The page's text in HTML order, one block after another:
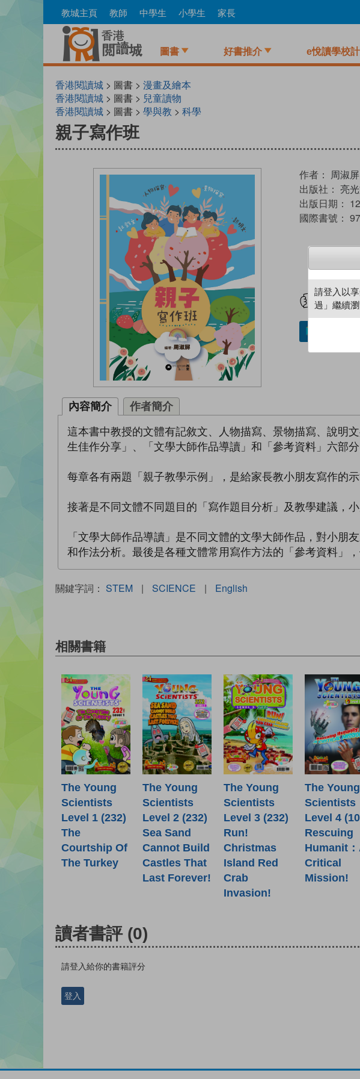
to
教城主頁 教師 中學生 小學生 家長
圖書 好書推介 e悅讀學校
香港閱讀城 > 圖書 > 漫畫及繪本
香港閱讀城 > 圖書 > 兒童讀物
香港閱讀城 > 圖書 > 學與教 > 科學
親子寫作班
作者： 周淑屏
出版社： 亮
出版日期：
國際書號：
加入／
內容簡介 作者簡介
這本書中教授的文體有記敘文、人物描寫、景物描寫、說明
生佳作分享」、「文學大師作品導讀」和「參考資料」六部分
每章各有兩題「親子教學示例」，是給家長教小朋友寫作的
接著是不同文體不同題目的「寫作題目分析」及教學建議，
「文學大師作品導讀」是不同文體的文學大師作品，對小
和作法分析。最後是各種文體常用寫作方法的「參考資料」，
關鍵字詞： STEM | SCIENCE | English
相關書籍
The Young
Scientists
Level 1 (232)
The
Courtship Of
The Turkey
The Young
Scientists
Level 2 (232)
Sea Sand
Cannot Build
Castles That
Last Forever!
The Young
Scientists
Level 3 (232)
Run!
Christmas
Island Red
Crab
Invasion!
The Young
Scientists
Level 4
Rescuing
Humanit
Critical
Mission!
讀者書評 (0)
請登入給你的書籍評分
登入
請登入以
過」繼續瀏